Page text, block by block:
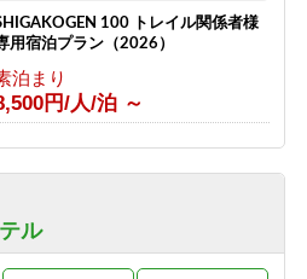
泊まり
円/人/泊 ～
100 トレイル関係者様
用宿泊プラン（2026）
泊まり
円/人/泊 ～
ル